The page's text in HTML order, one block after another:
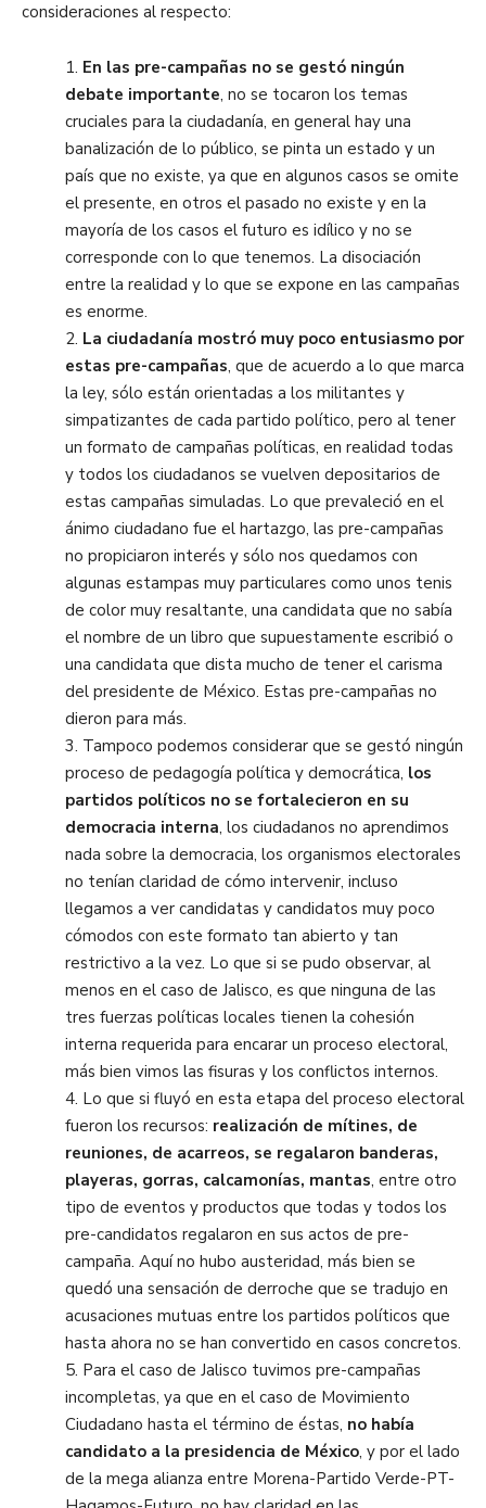
consideraciones al respecto:
1. En las pre-campañas no se gestó ningún
debate importante, no se tocaron los temas
cruciales para la ciudadanía, en general hay una
banalización de lo público, se pinta un estado y un
país que no existe, ya que en algunos casos se omite
el presente, en otros el pasado no existe y en la
mayoría de los casos el futuro es idílico y no se
corresponde con lo que tenemos. La disociación
entre la realidad y lo que se expone en las campañas
es enorme.
2. La ciudadanía mostró muy poco entusiasmo por
estas pre-campañas, que de acuerdo a lo que marca
la ley, sólo están orientadas a los militantes y
simpatizantes de cada partido político, pero al tener
un formato de campañas políticas, en realidad todas
y todos los ciudadanos se vuelven depositarios de
estas campañas simuladas. Lo que prevaleció en el
ánimo ciudadano fue el hartazgo, las pre-campañas
no propiciaron interés y sólo nos quedamos con
algunas estampas muy particulares como unos tenis
de color muy resaltante, una candidata que no sabía
el nombre de un libro que supuestamente escribió o
una candidata que dista mucho de tener el carisma
del presidente de México. Estas pre-campañas no
dieron para más.
3. Tampoco podemos considerar que se gestó ningún
proceso de pedagogía política y democrática, los
partidos políticos no se fortalecieron en su
democracia interna, los ciudadanos no aprendimos
nada sobre la democracia, los organismos electorales
no tenían claridad de cómo intervenir, incluso
llegamos a ver candidatas y candidatos muy poco
cómodos con este formato tan abierto y tan
restrictivo a la vez. Lo que si se pudo observar, al
menos en el caso de Jalisco, es que ninguna de las
tres fuerzas políticas locales tienen la cohesión
interna requerida para encarar un proceso electoral,
más bien vimos las fisuras y los conflictos internos.
4. Lo que si fluyó en esta etapa del proceso electoral
fueron los recursos: realización de mítines, de
reuniones, de acarreos, se regalaron banderas,
playeras, gorras, calcamonías, mantas, entre otro
tipo de eventos y productos que todas y todos los
pre-candidatos regalaron en sus actos de pre-
campaña. Aquí no hubo austeridad, más bien se
quedó una sensación de derroche que se tradujo en
acusaciones mutuas entre los partidos políticos que
hasta ahora no se han convertido en casos concretos.
5. Para el caso de Jalisco tuvimos pre-campañas
incompletas, ya que en el caso de Movimiento
Ciudadano hasta el término de éstas, no había
candidato a la presidencia de México, y por el lado
de la mega alianza entre Morena-Partido Verde-PT-